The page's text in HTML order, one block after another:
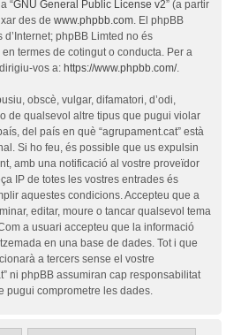
“GNU General Public License v2” (a partir
des de www.phpbb.com . El phpBB
phpBB Limted no és
termes de cotingut o conducta. Per a
vos a: https://www.phpbb.com/.
obscè, vulgar, difamatori, d’odi,
de qualsevol altre tipus que pugui violar
del país en què “agrupament.cat” està
Si ho feu, és possible que us expulsin
amb una notificació al vostre proveïdor
IP de totes les vostres entrades és
aquestes condicions. Accepteu que a
editar, moure o tancar qualsevol tema
a usuari accepteu que la informació
en una base de dades. Tot i que
a tercers sense el vostre
ni phpBB assumiran cap responsabilitat
pugui comprometre les dades.